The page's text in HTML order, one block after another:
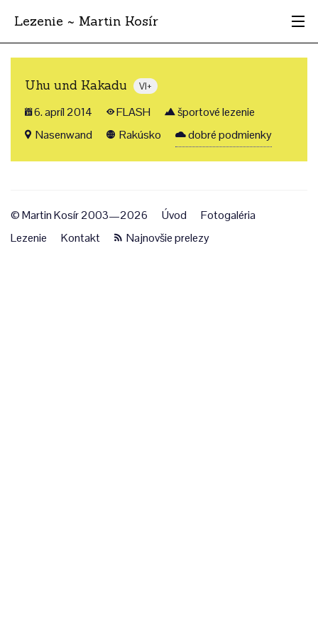
Lezenie ~ Martin Kosír
Najhodnotnejšie
Krajina
Štýl
Uhu und Kakadu VI+
6. apríl 2014 FLASH
športové lezenie
Nasenwand
Rakúsko dobré podmienky
© Martin Kosír 2003—2026 Úvod
Fotogaléria
Lezenie
Kontakt Najnovšie prelezy